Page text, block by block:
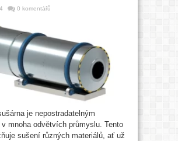
0 komentářů
je nepostradatelným
mnoha odvětvích průmyslu. Tento
sušení různých materiálů, ať už